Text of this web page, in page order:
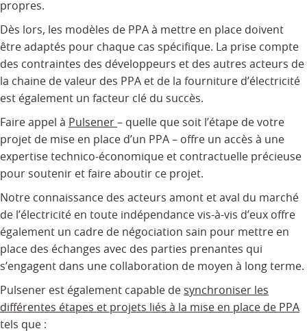
propres.
Dès lors, les modèles de PPA à mettre en place doivent
être adaptés pour chaque cas spécifique. La prise compte
des contraintes des développeurs et des autres acteurs de
la chaine de valeur des PPA et de la fourniture d’électricité
est également un facteur clé du succès.
Faire appel à Pulsener – quelle que soit l’étape de votre
projet de mise en place d’un PPA – offre un accès à une
expertise technico-économique et contractuelle précieuse
pour soutenir et faire aboutir ce projet.
Notre connaissance des acteurs amont et aval du marché
de l’électricité en toute indépendance vis-à-vis d’eux offre
également un cadre de négociation sain pour mettre en
place des échanges avec des parties prenantes qui
s’engagent dans une collaboration de moyen à long terme.
Pulsener est également capable de synchroniser les
différentes étapes et projets liés à la mise en place de PPA
tels que :